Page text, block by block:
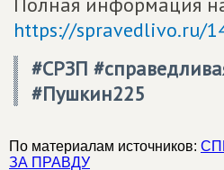
https://spravedlivo.ru/
#СРЗП
#Пушкин225
По материалам источников:
ЗА ПРАВДУ